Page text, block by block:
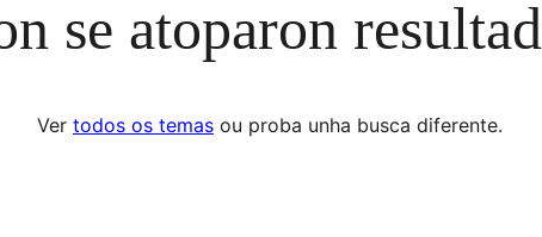
se atoparon
Ver todos os temas ou proba unha busca diferente.